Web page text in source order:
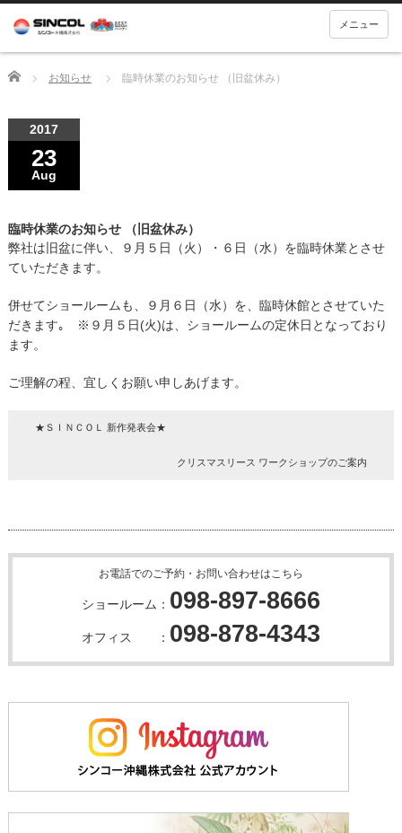
メニュー
Home お知らせ 臨時休業のお知らせ （旧盆休み）
2017
23
Aug
臨時休業のお知らせ （旧盆休み）
弊社は旧盆に伴い、９月５日（火）・６日（水）を臨時休業とさせ
ていただきます。
併せてショールームも、９月６日（水）を、臨時休館とさせていた
だきます｡ ※９月５日(火)は、ショールームの定休日となっており
ます。
ご理解の程、宜しくお願い申しあげます。
★ＳＩＮＣＯＬ 新作発表会★
クリスマスリース ワークショップのご案内
お電話でのご予約・お問い合わせはこちら
ショールーム： 098-897-8666
オフィス ： 098-878-4343